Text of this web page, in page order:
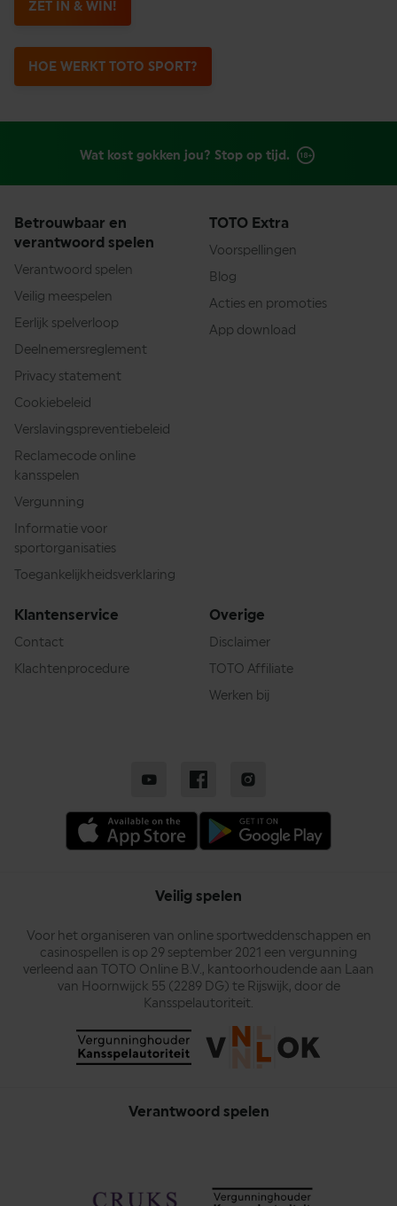
ZET IN & WIN!
HOE WERKT TOTO SPORT?
Wat kost gokken jou? Stop op tijd.
Betrouwbaar en
verantwoord spelen
Verantwoord spelen
Veilig meespelen
Eerlijk spelverloop
Deelnemersreglement
Privacy statement
Cookiebeleid
Verslavingspreventiebeleid
Reclamecode online
kansspelen
Vergunning
Informatie voor
sportorganisaties
Toegankelijkheidsverklaring
TOTO Extra
Voorspellingen
Blog
Acties en promoties
App download
Klantenservice
Contact
Klachtenprocedure
Overige
Disclaimer
TOTO Affiliate
Werken bij
Veilig spelen
Voor het organiseren van online sportweddenschappen en
casinospellen is op 29 september 2021 een vergunning
verleend aan TOTO Online B.V., kantoorhoudende aan Laan
van Hoornwijck 55 (2289 DG) te Rijswijk, door de
Kansspelautoriteit.
Verantwoord spelen